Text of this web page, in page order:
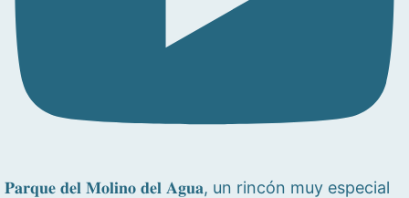
𝐏𝐚𝐫𝐪𝐮𝐞 𝐝𝐞𝐥 𝐌𝐨𝐥𝐢𝐧𝐨 𝐝𝐞𝐥 𝐀𝐠𝐮𝐚, un rincón muy especial